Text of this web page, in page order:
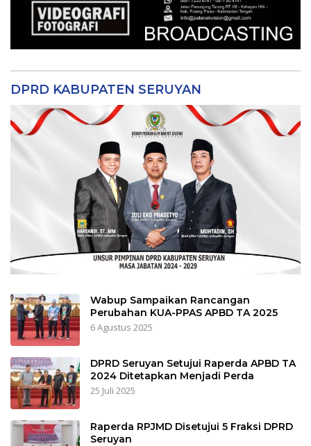
DPRD KABUPATEN SERUYAN
Wabup Sampaikan Rancangan
Perubahan KUA-PPAS APBD TA 2025
6 Agustus 2025
DPRD Seruyan Setujui Raperda APBD TA
2024 Ditetapkan Menjadi Perda
25 Juli 2025
Raperda RPJMD Disetujui 5 Fraksi DPRD
Seruyan